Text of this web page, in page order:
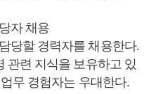
자 채용
당할 경력자를 채용한다.
관련 지식을 보유하고 있
무 경험자는 우대한다.